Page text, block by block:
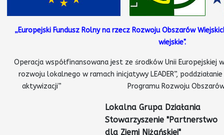
„Europejski Fundusz Rolny na rzecz Rozwoju Obszarów
wiejskie".
Operacja współfinansowana jest ze środków Unii Europejskiej
rozwoju lokalnego w ramach inicjatywy LEADER”,
aktywizacji” Programu Rozwoju Obszarów
Lokalna Grupa Działania
Stowarzyszenie "Partnerstwo
dla Ziemi Niżańskiej"